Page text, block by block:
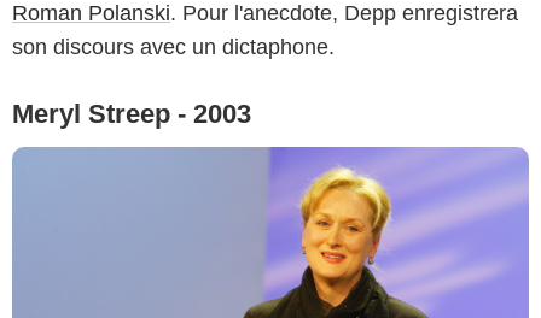
Roman Polanski. Pour l'anecdote, Depp enregistrera
son discours avec un dictaphone.
Meryl Streep - 2003